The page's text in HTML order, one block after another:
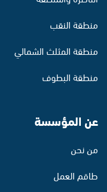
منطقة النقب
منطقة المثلث الشمالي
منطقة البطوف
عن المؤسسة
من نحن
طاقم العمل